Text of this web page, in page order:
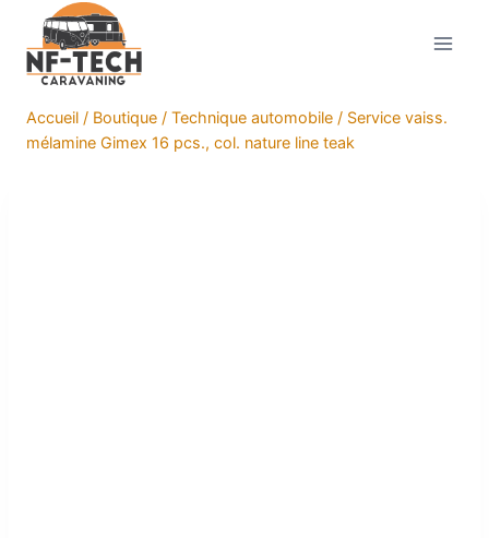
contenu
Accueil / Boutique / Technique automobile / Service vaiss.
mélamine Gimex 16 pcs., col. nature line teak